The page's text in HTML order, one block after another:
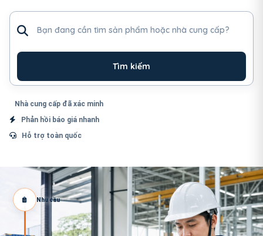
Tìm kiếm
Nhà cung cấp đã xác minh
Phản hồi báo giá nhanh
Hỗ trợ toàn quốc
Nhu cầu